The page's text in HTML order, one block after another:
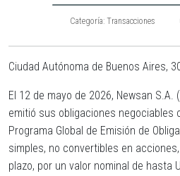
Categoría: Transacciones
Ciudad Autónoma de Buenos Aires,
El 12 de mayo de 2026, Newsan S.A.
emitió sus obligaciones negociables
Programa Global de Emisión de
simples, no convertibles en
plazo, por un valor nominal de hasta